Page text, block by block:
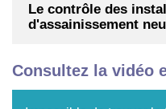
Le contrôle des
d'assainissement
Consultez la vidéo